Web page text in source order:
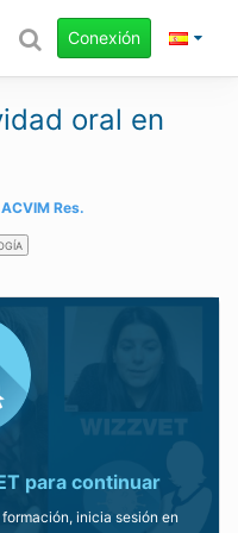
Conexión
oral en
ACVIM Res.
para continuar
inicia sesión en